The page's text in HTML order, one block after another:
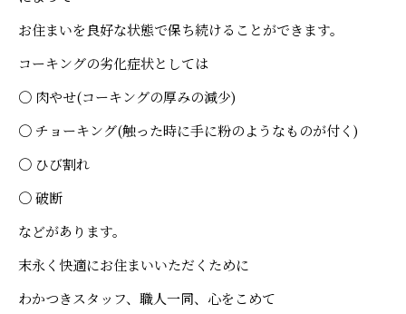
お住まいを良好な状態で保ち続けることができます。
コーキングの劣化症状としては
〇 肉やせ(コーキングの厚みの減少)
〇 チョーキング(触った時に手に粉のようなものが付く)
〇 ひび割れ
〇 破断
などがあります。
末永く快適にお住まいいただくために
わかつきスタッフ、職人一同、心をこめて